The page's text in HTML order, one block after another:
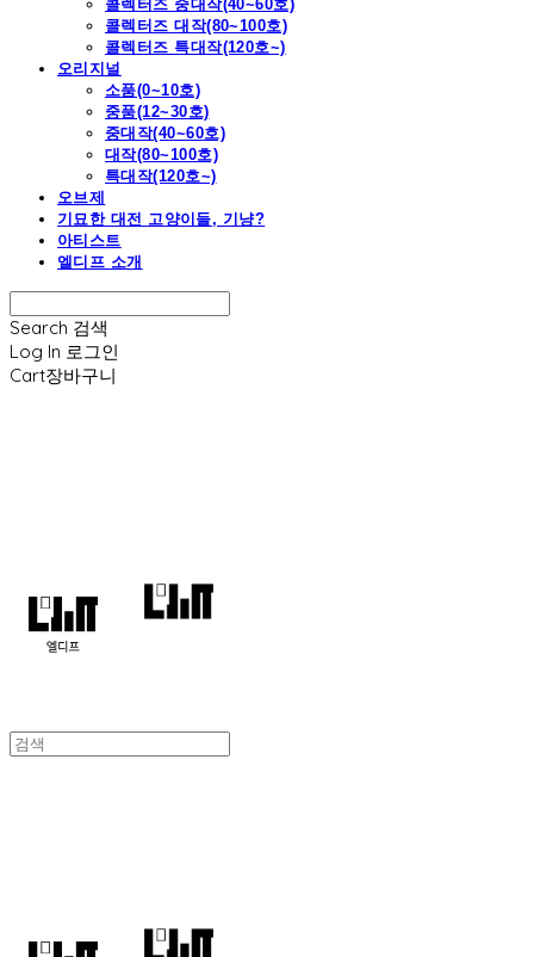
콜렉터즈 중대작(40~60호)
콜렉터즈 대작(80~100호)
콜렉터즈 특대작(120호~)
오리지널
소품(0~10호)
중품(12~30호)
중대작(40~60호)
대작(80~100호)
특대작(120호~)
오브제
기묘한 대전 고양이들, 기냥?
아티스트
엘디프 소개
Search 검색
Log In 로그인
Cart장바구니